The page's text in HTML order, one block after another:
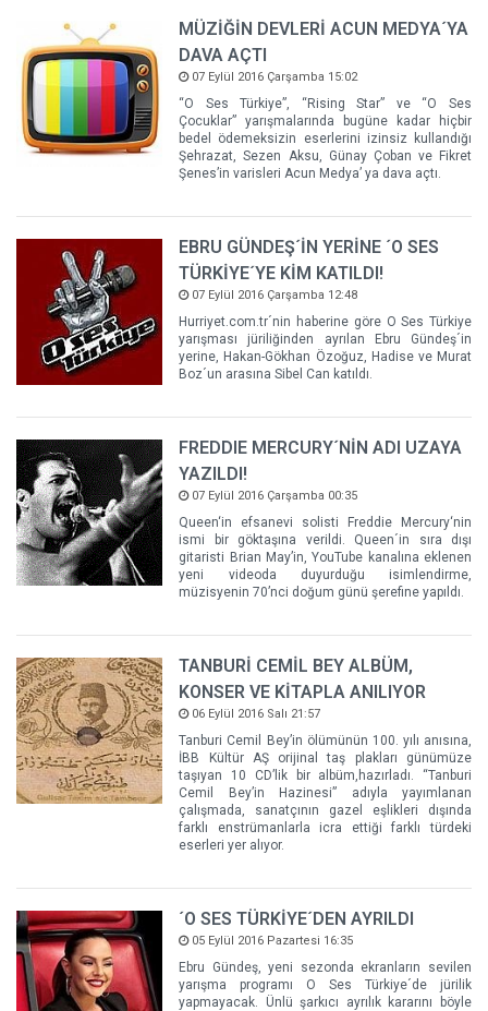
MÜZİĞİN DEVLERİ ACUN MEDYA´YA
DAVA AÇTI
07 Eylül 2016 Çarşamba 15:02
“O Ses Türkiye”, “Rising Star” ve “O Ses
Çocuklar” yarışmalarında bugüne kadar hiçbir
bedel ödemeksizin eserlerini izinsiz kullandığı
Şehrazat, Sezen Aksu, Günay Çoban ve Fikret
Şenes’in varisleri Acun Medya’ ya dava açtı.
EBRU GÜNDEŞ´İN YERİNE ´O SES
TÜRKİYE´YE KİM KATILDI!
07 Eylül 2016 Çarşamba 12:48
Hurriyet.com.tr´nin haberine göre O Ses Türkiye
yarışması jüriliğinden ayrılan Ebru Gündeş´in
yerine, Hakan-Gökhan Özoğuz, Hadise ve Murat
Boz´un arasına Sibel Can katıldı.
FREDDIE MERCURY´NİN ADI UZAYA
YAZILDI!
07 Eylül 2016 Çarşamba 00:35
Queen‘in efsanevi solisti Freddie Mercury‘nin
ismi bir göktaşına verildi. Queen´in sıra dışı
gitaristi Brian May’in, YouTube kanalına eklenen
yeni videoda duyurduğu isimlendirme,
müzisyenin 70’nci doğum günü şerefine yapıldı.
TANBURİ CEMİL BEY ALBÜM,
KONSER VE KİTAPLA ANILIYOR
06 Eylül 2016 Salı 21:57
Tanburi Cemil Bey’in ölümünün 100. yılı anısına,
İBB Kültür AŞ orijinal taş plakları günümüze
taşıyan 10 CD’lik bir albüm,hazırladı. “Tanburi
Cemil Bey’in Hazinesi” adıyla yayımlanan
çalışmada, sanatçının gazel eşlikleri dışında
farklı enstrümanlarla icra ettiği farklı türdeki
eserleri yer alıyor.
´O SES TÜRKİYE´DEN AYRILDI
05 Eylül 2016 Pazartesi 16:35
Ebru Gündeş, yeni sezonda ekranların sevilen
yarışma programı O Ses Türkiye´de jürilik
yapmayacak. Ünlü şarkıcı ayrılık kararını böyle